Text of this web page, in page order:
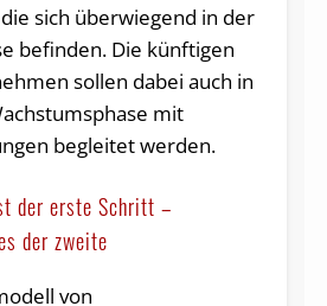
sich überwiegend in der
befinden. Die künftigen
sollen dabei auch in
mit
begleitet werden.
der erste Schritt –
der zweite
von